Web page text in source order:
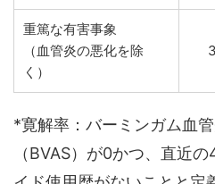
重篤な有害事象
（血管炎の悪化を除
く）
*寛解率：バーミンガム血
（BVAS）が0かつ、直近